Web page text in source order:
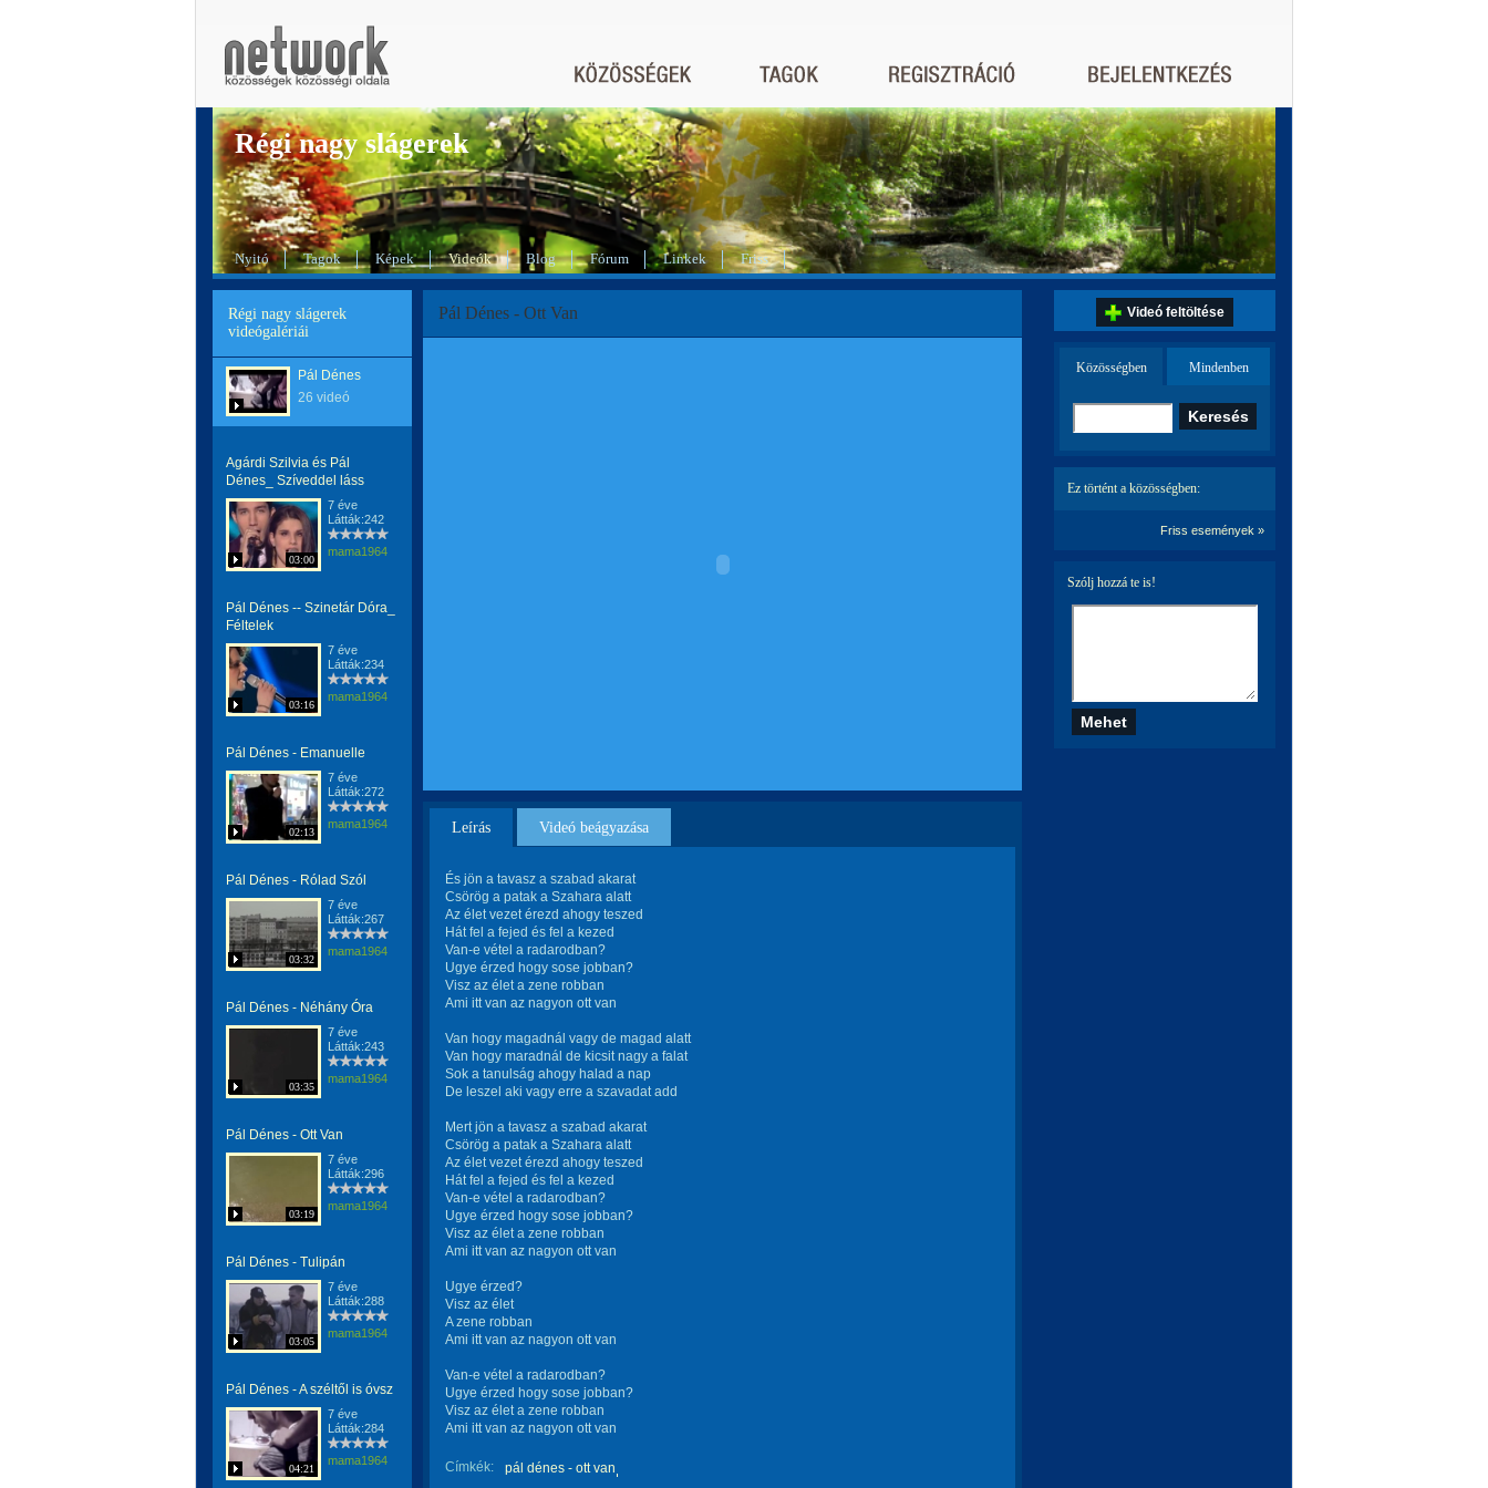
Régi nagy slágerek
Nyitó Tagok Képek Videók Blog Fórum Linkek Friss
Régi nagy slágerek
videógalériái
Pál Dénes
26 videó
Agárdi Szilvia és Pál
Dénes_ Szíveddel láss
03:00
7 éve
Látták:242
mama1964
Pál Dénes -- Szinetár Dóra_
Féltelek
03:16
7 éve
Látták:234
mama1964
Pál Dénes - Emanuelle
02:13
7 éve
Látták:272
mama1964
Pál Dénes - Rólad Szól
03:32
7 éve
Látták:267
mama1964
Pál Dénes - Néhány Óra
03:35
7 éve
Látták:243
mama1964
Pál Dénes - Ott Van
03:19
7 éve
Látták:296
mama1964
Pál Dénes - Tulipán
03:05
7 éve
Látták:288
mama1964
Pál Dénes - A széltől is óvsz
04:21
7 éve
Látták:284
mama1964
Pál Dénes - Ott Van
Leírás Videó beágyazása
És jön a tavasz a szabad akarat
Csörög a patak a Szahara alatt
Az élet vezet érezd ahogy teszed
Hát fel a fejed és fel a kezed
Van-e vétel a radarodban?
Ugye érzed hogy sose jobban?
Visz az élet a zene robban
Ami itt van az nagyon ott van
Van hogy magadnál vagy de magad alatt
Van hogy maradnál de kicsit nagy a falat
Sok a tanulság ahogy halad a nap
De leszel aki vagy erre a szavadat add
Mert jön a tavasz a szabad akarat
Csörög a patak a Szahara alatt
Az élet vezet érezd ahogy teszed
Hát fel a fejed és fel a kezed
Van-e vétel a radarodban?
Ugye érzed hogy sose jobban?
Visz az élet a zene robban
Ami itt van az nagyon ott van
Ugye érzed?
Visz az élet
A zene robban
Ami itt van az nagyon ott van
Van-e vétel a radarodban?
Ugye érzed hogy sose jobban?
Visz az élet a zene robban
Ami itt van az nagyon ott van
Címkék:
pál dénes - ott van
Videó feltöltése
Közösségben Mindenben
Ez történt a közösségben:
Friss események »
Szólj hozzá te is!